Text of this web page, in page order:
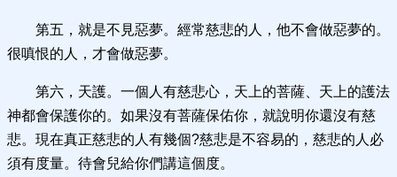
第五，就是不見惡夢。經常慈悲的人，他不會做惡夢的。
很嗔恨的人，才會做惡夢。
第六，天護。一個人有慈悲心，天上的菩薩、天上的護法
神都會保護你的。如果沒有菩薩保佑你，就說明你還沒有慈
悲。現在真正慈悲的人有幾個?慈悲是不容易的，慈悲的人必
須有度量。待會兒給你們講這個度。